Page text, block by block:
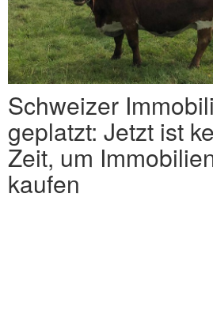
Schweizer
geplatzt: Jetzt ist
Zeit, um
kaufen